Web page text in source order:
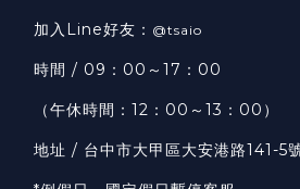
加入Line好友： @tsaio
時間 / 09：00～17：00
（午休時間：12：00～13：00）
地址 / 台中市大甲區大安港路141-5